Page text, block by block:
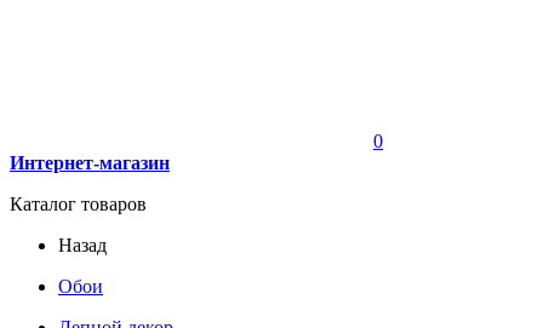
0
Интернет-магазин
Каталог товаров
Назад
Обои